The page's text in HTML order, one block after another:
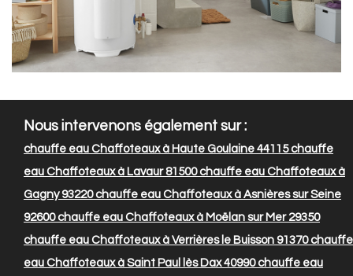
Nous intervenons également sur :
chauffe eau Chaffoteaux à Haute Goulaine 44115chauffe
eau Chaffoteaux à Lavaur 81500chauffe eau Chaffoteaux à
Gagny 93220chauffe eau Chaffoteaux à Asnières sur Seine
92600chauffe eau Chaffoteaux à Moëlan sur Mer 29350
chauffe eau Chaffoteaux à Verrières le Buisson 91370chauffe
eau Chaffoteaux à Saint Paul lès Dax 40990chauffe eau